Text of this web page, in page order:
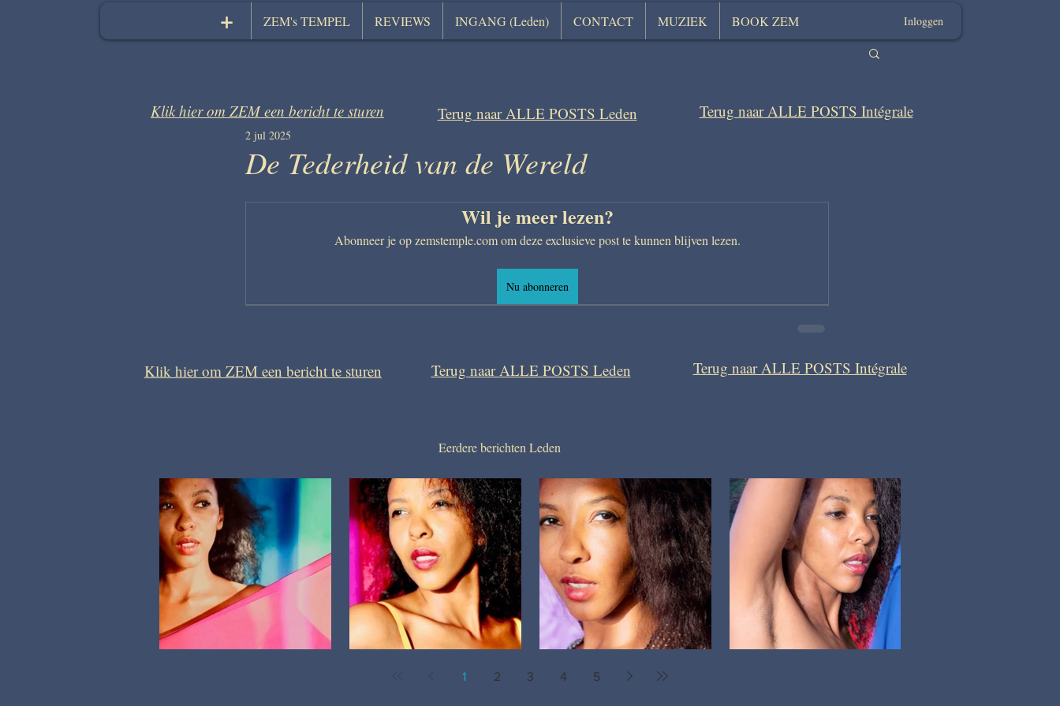
ZEM's TEMPEL REVIEWS INGANG (Leden) CONTACT MUZIEK BOOK ZEM Inloggen
+
De Tederheid van de Wereld
2 jul 2025
Wil je meer lezen?
Abonneer je op zemstemple.com om deze exclusieve post te kunnen blijven lezen.
Nu abonneren
Klik hier om ZEM een bericht te sturen Terug naar ALLE POSTS Leden Terug naar ALLE POSTS Intégrale
Klik hier om ZEM een bericht te sturen Terug naar ALLE POSTS Leden Terug naar ALLE POSTS Intégrale
Eerdere berichten Leden
1 2 3 4 5